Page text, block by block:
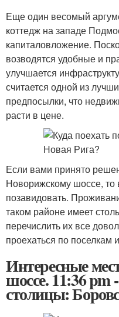
Еще один весомый
коттедж на западе
капиталовложение.
возводятся удобные и
улучшается
считается одной из
предпосылки, что
расти в цене.
Если вами принято
Новорижскому шоссе, то
позавидовать.
таком районе имеет
перечислить их все
проехаться по поселкам
Интересные
шоссе. 11:36 pm
столицы: